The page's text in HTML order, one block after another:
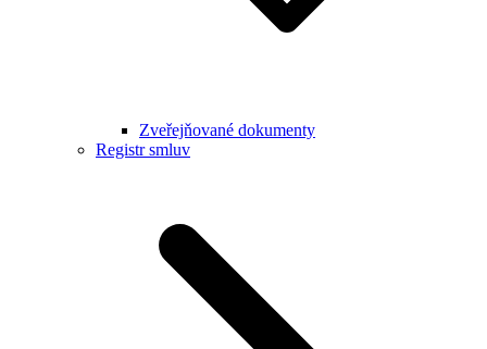
Zveřejňované dokumenty
Registr smluv